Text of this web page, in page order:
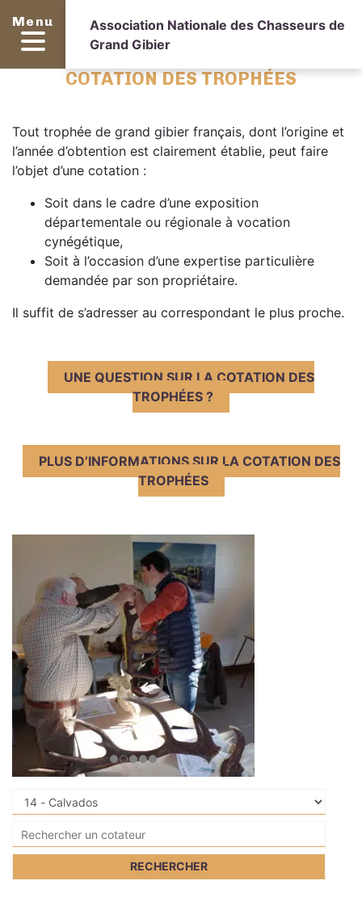
Menu
Association Nationale des Chasseurs de
Grand Gibier
COTATION DES TROPHÉES
Tout trophée de grand gibier français, dont l’origine et
l’année d’obtention est clairement établie, peut faire
l’objet d’une cotation :
Soit dans le cadre d’une exposition
départementale ou régionale à vocation
cynégétique,
Soit à l’occasion d’une expertise particulière
demandée par son propriétaire.
Il suffit de s’adresser au correspondant le plus proche.
UNE QUESTION SUR LA COTATION DES
TROPHÉES ?
PLUS D’INFORMATIONS SUR LA COTATION DES
TROPHÉES